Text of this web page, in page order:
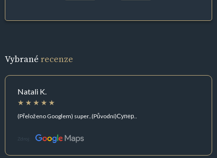
Vybrané recenze
Natali K.
(Přeloženo Googlem) super..(Původní)Супер..
Zdroj: